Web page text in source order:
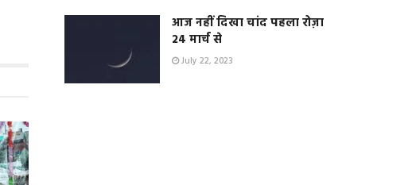
आज नहीं दिखा चांद पहला रोज़ा
24 मार्च से
July 22, 2023